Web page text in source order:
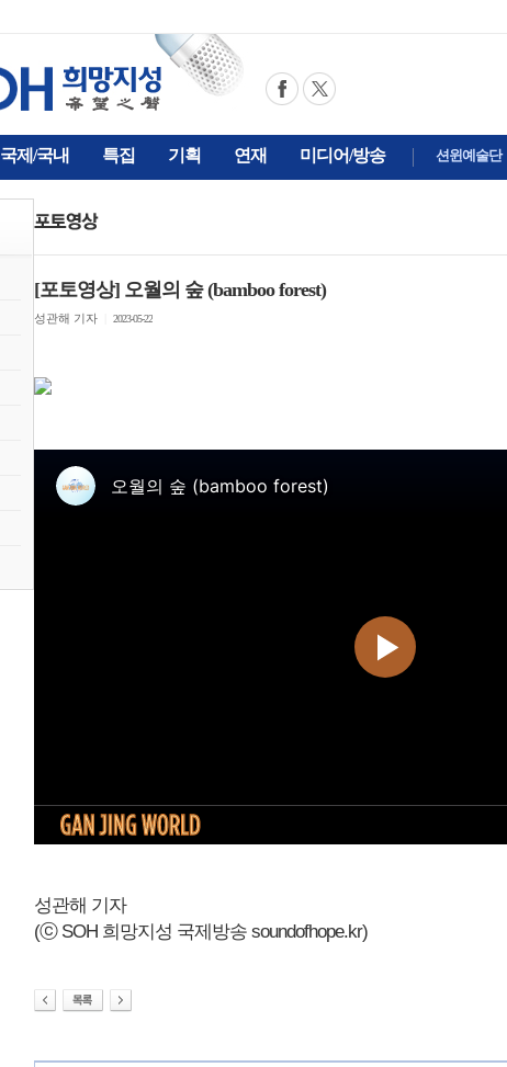
국제/국내 특집 기획 연재 미디어/방송 션윈예술단
[포토영상] 오월의 숲 (bamboo forest)
성관해 기자 2023-05-22
성관해 기자
(ⓒ SOH 희망지성 국제방송 soundofhope.kr)